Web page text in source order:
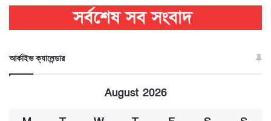
আর্কাইভ ক্যালেন্ডার
August 2026